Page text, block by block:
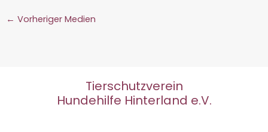
← Vorheriger Medien
Tierschutzverein
Hundehilfe Hinterland e.V.